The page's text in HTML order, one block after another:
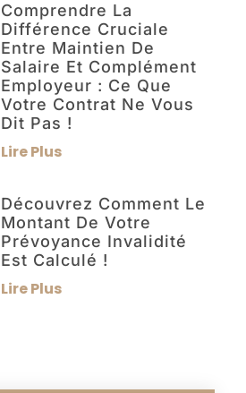
Comprendre La
Différence Cruciale
Entre Maintien De
Salaire Et Complément
Employeur : Ce Que
Votre Contrat Ne Vous
Dit Pas !
Lire Plus
Découvrez Comment Le
Montant De Votre
Prévoyance Invalidité
Est Calculé !
Lire Plus